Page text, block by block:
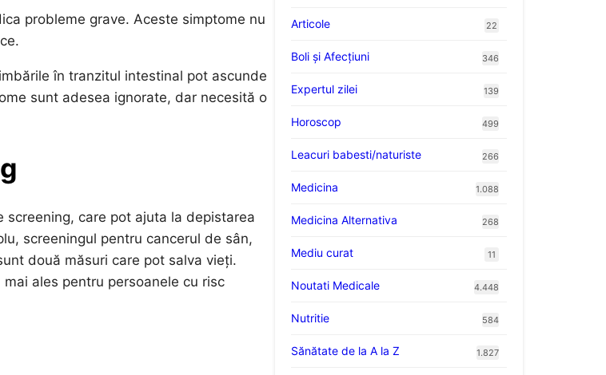
probleme grave. Aceste simptome nu
în tranzitul intestinal pot ascunde
sunt adesea ignorate, dar necesită o
care pot ajuta la depistarea
screeningul pentru cancerul de sân,
două măsuri care pot salva vieți.
ales pentru persoanele cu risc
Articole 22
Boli și Afecțiuni 346
Expertul zilei 139
Horoscop 499
Leacuri babesti/naturiste 266
Medicina 1.088
Medicina Alternativa 268
Mediu curat 11
Noutati Medicale 4.448
Nutritie 584
Sănătate de la A la Z 1.827